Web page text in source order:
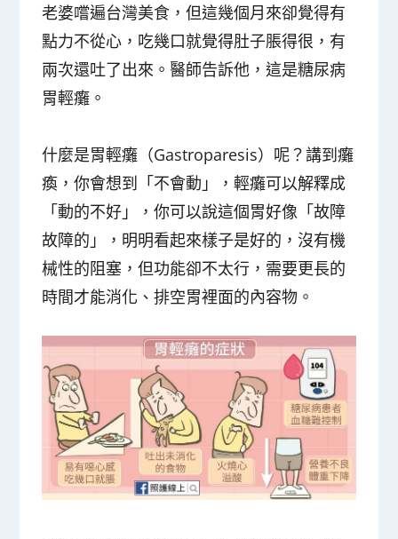
老婆嚐遍台灣美食，但這幾個月來卻覺得有
點力不從心，吃幾口就覺得肚子脹得很，有
兩次還吐了出來。醫師告訴他，這是糖尿病
胃輕癱。
什麼是胃輕癱（Gastroparesis）呢？講到癱
瘓，你會想到「不會動」，輕癱可以解釋成
「動的不好 」，你可以說這個胃好像「故障
故障的」，明明看起來樣子是好的，沒有機
械性的阻塞，但功能卻不太行 ， 需要更長的
時間才能消化、排空胃裡面的內容物 。